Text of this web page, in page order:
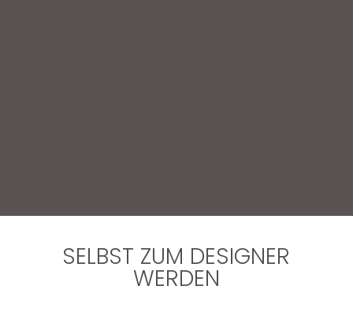
SELBST ZUM DESIGNER
WERDEN